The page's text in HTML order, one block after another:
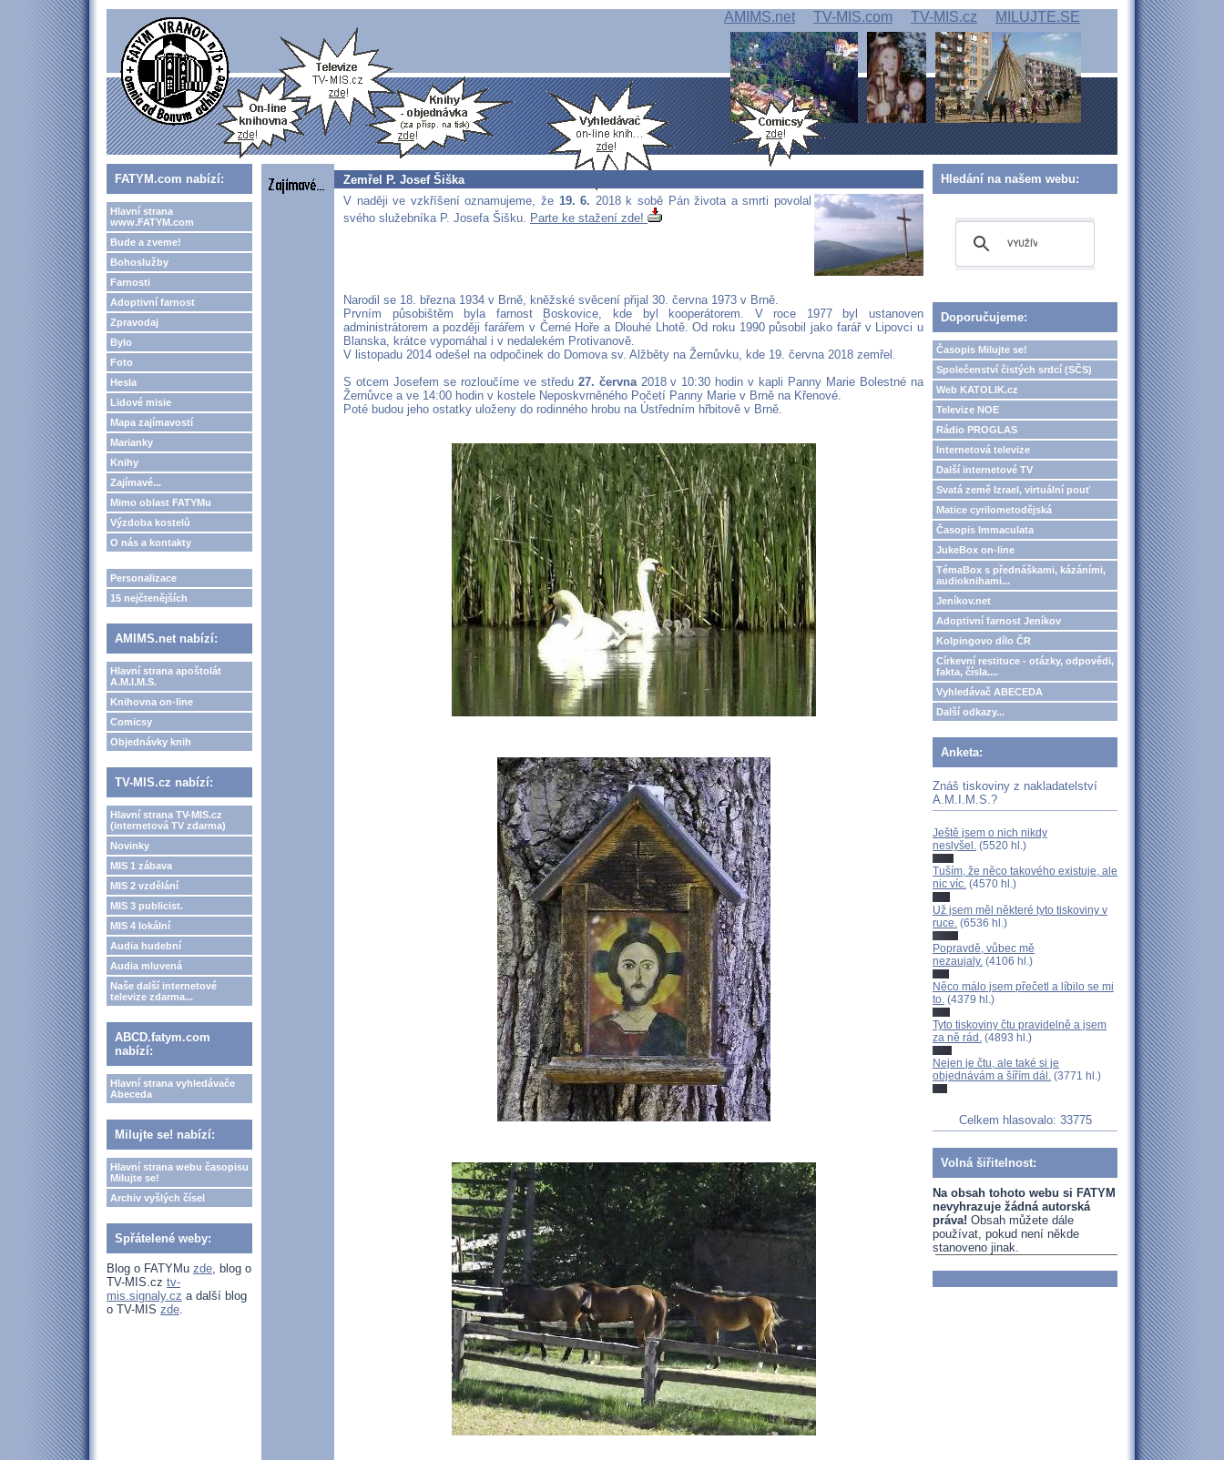
AMIMS.net TV-MIS.com TV-MIS.cz MILUJTE.SE
FATYM.com nabízí:
Hlavní strana
www.FATYM.com
Bude a zveme!
Bohoslužby
Farnosti
Adoptivní farnost
Zpravodaj
Bylo
Foto
Hesla
Lidové misie
Mapa zajímavostí
Marianky
Knihy
Zajímavé...
Mimo oblast FATYMu
Výzdoba kostelů
O nás a kontakty
Personalizace
15 nejčtenějších
AMIMS.net nabízí:
Hlavní strana apoštolát
A.M.I.M.S.
Knihovna on-line
Comicsy
Objednávky knih
TV-MIS.cz nabízí:
Hlavní strana TV-MIS.cz
(internetová TV zdarma)
Novinky
MIS 1 zábava
MIS 2 vzdělání
MIS 3 publicist.
MIS 4 lokální
Audia hudební
Audia mluvená
Naše další internetové
televize zdarma...
ABCD.fatym.com
nabízí:
Hlavní strana vyhledávače
Abeceda
Milujte se! nabízí:
Hlavní strana webu časopisu
Milujte se!
Archiv vyšlých čísel
Spřátelené weby:
Blog o FATYMu zde, blog o
TV-MIS.cz tv-
mis.signaly.cz a další blog
o TV-MIS zde.
Zemřel P. Josef Šiška
V naději ve vzkříšení oznamujeme, že 19. 6. 2018 k sobě Pán života a smrti povolal
svého služebníka P. Josefa Šišku. Parte ke stažení zde!
Narodil se 18. března 1934 v Brně, kněžské svěcení přijal 30. června 1973 v Brně.
Prvním působištěm byla farnost Boskovice, kde byl kooperátorem. V roce 1977 byl ustanoven
administrátorem a později farářem v Černé Hoře a Dlouhé Lhotě. Od roku 1990 působil jako farář v Lipovci u
Blanska, krátce vypomáhal i v nedalekém Protivanově.
V listopadu 2014 odešel na odpočinek do Domova sv. Alžběty na Žernůvku, kde 19. června 2018 zemřel.
S otcem Josefem se rozloučíme ve středu27. června 2018 v 10:30 hodin v kapli Panny Marie Bolestné na
Žernůvce a ve 14:00 hodin v kostele Neposkvrněného Početí Panny Marie v Brně na Křenové.
Poté budou jeho ostatky uloženy do rodinného hrobu na Ústředním hřbitově v Brně.
Hledání na našem webu:
Doporučujeme:
Časopis Milujte se!
Společenství čistých srdcí (SČS)
Web KATOLIK.cz
Televize NOE
Rádio PROGLAS
Internetová televize
Další internetové TV
Svatá země Izrael, virtuální pouť
Matice cyrilometodějská
Časopis Immaculata
JukeBox on-line
TémaBox s přednáškami, kázáními,
audioknihami...
Jeníkov.net
Adoptivní farnost Jeníkov
Kolpingovo dílo ČR
Církevní restituce - otázky, odpovědi,
fakta, čísla....
Vyhledávač ABECEDA
Další odkazy...
Anketa:
Znáš tiskoviny z nakladatelství
A.M.I.M.S.?
Ještě jsem o nich nikdy
neslyšel. (5520 hl.)
Tuším, že něco takového existuje, ale
nic víc. (4570 hl.)
Už jsem měl některé tyto tiskoviny v
ruce. (6536 hl.)
Popravdě, vůbec mě
nezaujaly. (4106 hl.)
Něco málo jsem přečetl a líbilo se mi
to. (4379 hl.)
Tyto tiskoviny čtu pravidelně a jsem
za ně rád. (4893 hl.)
Nejen je čtu, ale také si je
objednávám a šířím dál. (3771 hl.)
Celkem hlasovalo: 33775
Volná šiřitelnost:
Na obsah tohoto webu si FATYM
nevyhrazuje žádná autorská
práva! Obsah můžete dále
používat, pokud není někde
stanoveno jinak.